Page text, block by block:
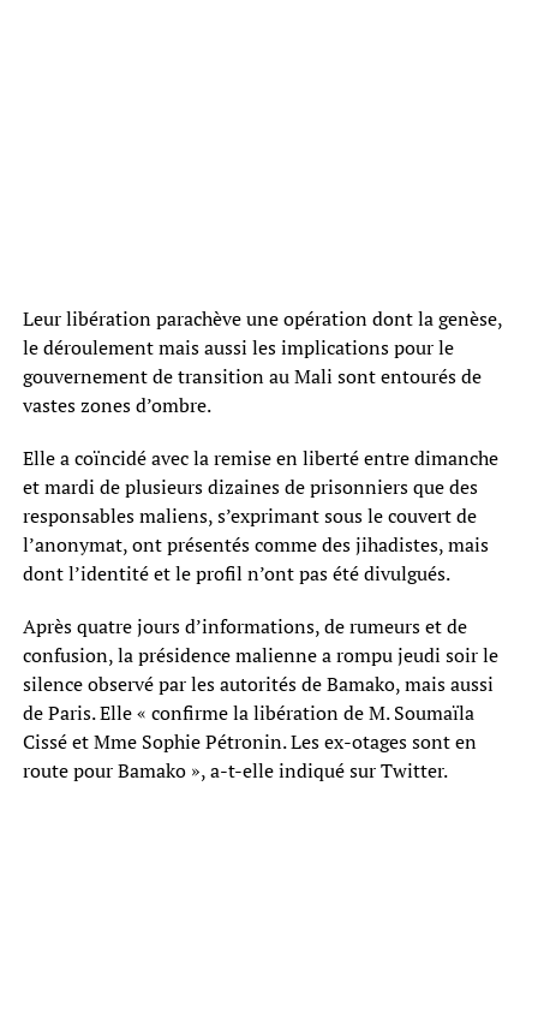
Leur libération parachève une opération dont la genèse,
le déroulement mais aussi les implications pour le
gouvernement de transition au Mali sont entourés de
vastes zones d’ombre.
Elle a coïncidé avec la remise en liberté entre dimanche
et mardi de plusieurs dizaines de prisonniers que des
responsables maliens, s’exprimant sous le couvert de
l’anonymat, ont présentés comme des jihadistes, mais
dont l’identité et le profil n’ont pas été divulgués.
Après quatre jours d’informations, de rumeurs et de
confusion, la présidence malienne a rompu jeudi soir le
silence observé par les autorités de Bamako, mais aussi
de Paris. Elle « confirme la libération de M. Soumaïla
Cissé et Mme Sophie Pétronin. Les ex-otages sont en
route pour Bamako », a-t-elle indiqué sur Twitter.